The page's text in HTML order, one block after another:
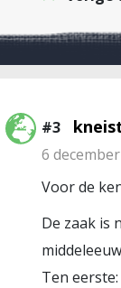
#3
6
Voor de
De zaak is
Ten